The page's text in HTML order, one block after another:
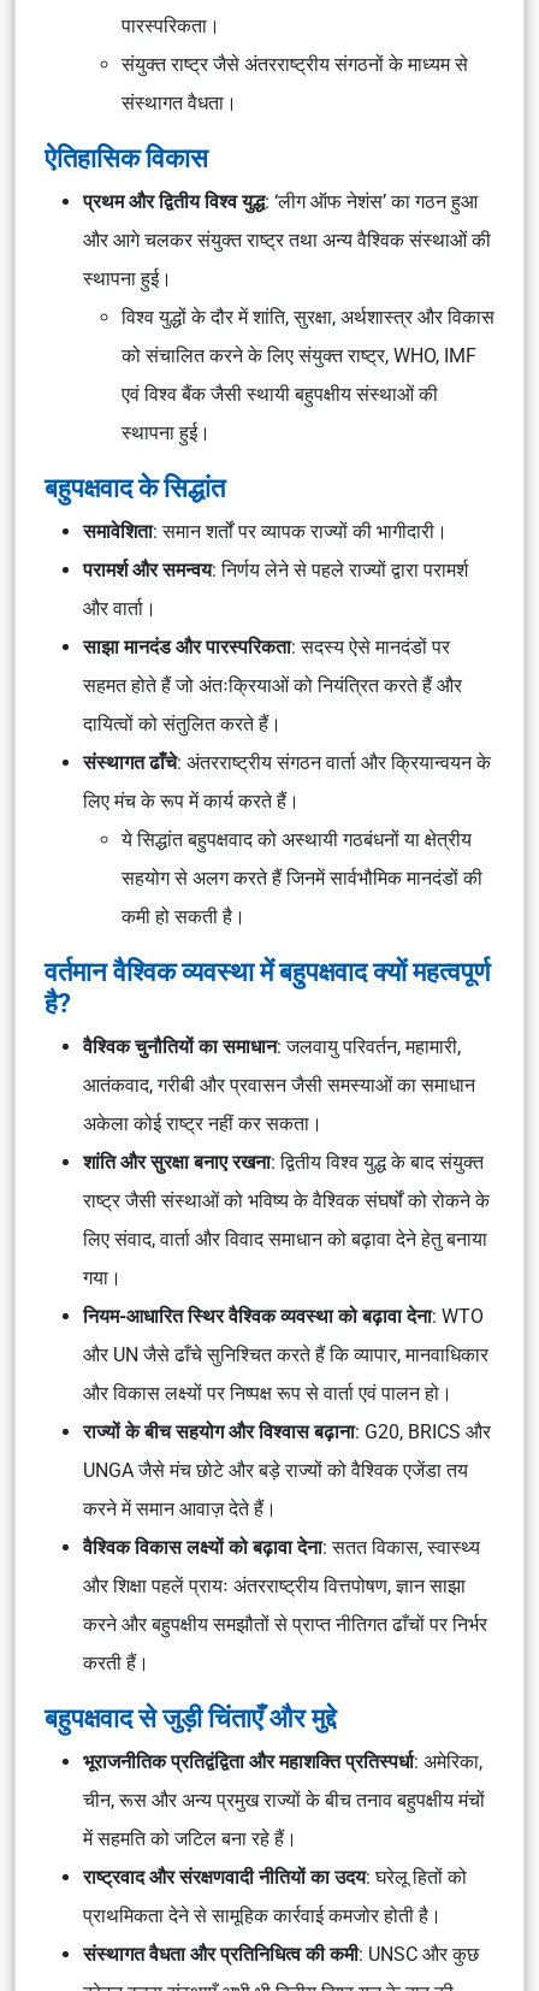
पारस्परिकता।
संयुक्त राष्ट्र जैसे अंतरराष्ट्रीय संगठनों के माध्यम से
संस्थागत वैधता।
ऐतिहासिक विकास
प्रथम और द्वितीय विश्व युद्ध: ‘लीग ऑफ नेशंस’ का गठन हुआ
और आगे चलकर संयुक्त राष्ट्र तथा अन्य वैश्विक संस्थाओं की
स्थापना हुई।
विश्व युद्धों के दौर में शांति, सुरक्षा, अर्थशास्त्र और विकास
को संचालित करने के लिए संयुक्त राष्ट्र, WHO, IMF
एवं विश्व बैंक जैसी स्थायी बहुपक्षीय संस्थाओं की
स्थापना हुई।
बहुपक्षवाद के सिद्धांत
समावेशिता: समान शर्तों पर व्यापक राज्यों की भागीदारी।
परामर्श और समन्वय: निर्णय लेने से पहले राज्यों द्वारा परामर्श
और वार्ता।
साझा मानदंड और पारस्परिकता: सदस्य ऐसे मानदंडों पर
सहमत होते हैं जो अंतःक्रियाओं को नियंत्रित करते हैं और
दायित्वों को संतुलित करते हैं।
संस्थागत ढाँचे: अंतरराष्ट्रीय संगठन वार्ता और क्रियान्वयन के
लिए मंच के रूप में कार्य करते हैं।
ये सिद्धांत बहुपक्षवाद को अस्थायी गठबंधनों या क्षेत्रीय
सहयोग से अलग करते हैं जिनमें सार्वभौमिक मानदंडों की
कमी हो सकती है।
वर्तमान वैश्विक व्यवस्था में बहुपक्षवाद क्यों महत्वपूर्ण
है?
वैश्विक चुनौतियों का समाधान: जलवायु परिवर्तन, महामारी,
आतंकवाद, गरीबी और प्रवासन जैसी समस्याओं का समाधान
अकेला कोई राष्ट्र नहीं कर सकता।
शांति और सुरक्षा बनाए रखना: द्वितीय विश्व युद्ध के बाद संयुक्त
राष्ट्र जैसी संस्थाओं को भविष्य के वैश्विक संघर्षों को रोकने के
लिए संवाद, वार्ता और विवाद समाधान को बढ़ावा देने हेतु बनाया
गया।
नियम-आधारित स्थिर वैश्विक व्यवस्था को बढ़ावा देना: WTO
और UN जैसे ढाँचे सुनिश्चित करते हैं कि व्यापार, मानवाधिकार
और विकास लक्ष्यों पर निष्पक्ष रूप से वार्ता एवं पालन हो।
राज्यों के बीच सहयोग और विश्वास बढ़ाना: G20, BRICS और
UNGA जैसे मंच छोटे और बड़े राज्यों को वैश्विक एजेंडा तय
करने में समान आवाज़ देते हैं।
वैश्विक विकास लक्ष्यों को बढ़ावा देना: सतत विकास, स्वास्थ्य
और शिक्षा पहलें प्रायः अंतरराष्ट्रीय वित्तपोषण, ज्ञान साझा
करने और बहुपक्षीय समझौतों से प्राप्त नीतिगत ढाँचों पर निर्भर
करती हैं।
बहुपक्षवाद से जुड़ी चिंताएँ और मुद्दे
भूराजनीतिक प्रतिद्वंद्विता और महाशक्ति प्रतिस्पर्धा: अमेरिका,
चीन, रूस और अन्य प्रमुख राज्यों के बीच तनाव बहुपक्षीय मंचों
में सहमति को जटिल बना रहे हैं।
राष्ट्रवाद और संरक्षणवादी नीतियों का उदय: घरेलू हितों को
प्राथमिकता देने से सामूहिक कार्रवाई कमजोर होती है।
संस्थागत वैधता और प्रतिनिधित्व की कमी: UNSC और कुछ